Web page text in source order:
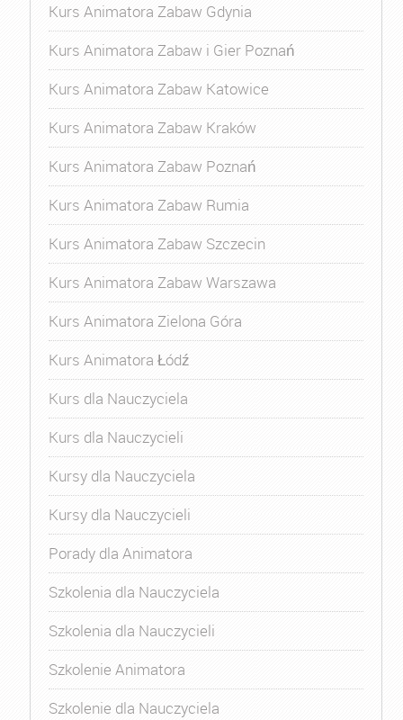
Kurs Animatora Zabaw Gdynia
Kurs Animatora Zabaw i Gier Poznań
Kurs Animatora Zabaw Katowice
Kurs Animatora Zabaw Kraków
Kurs Animatora Zabaw Poznań
Kurs Animatora Zabaw Rumia
Kurs Animatora Zabaw Szczecin
Kurs Animatora Zabaw Warszawa
Kurs Animatora Zielona Góra
Kurs Animatora Łódź
Kurs dla Nauczyciela
Kurs dla Nauczycieli
Kursy dla Nauczyciela
Kursy dla Nauczycieli
Porady dla Animatora
Szkolenia dla Nauczyciela
Szkolenia dla Nauczycieli
Szkolenie Animatora
Szkolenie dla Nauczyciela